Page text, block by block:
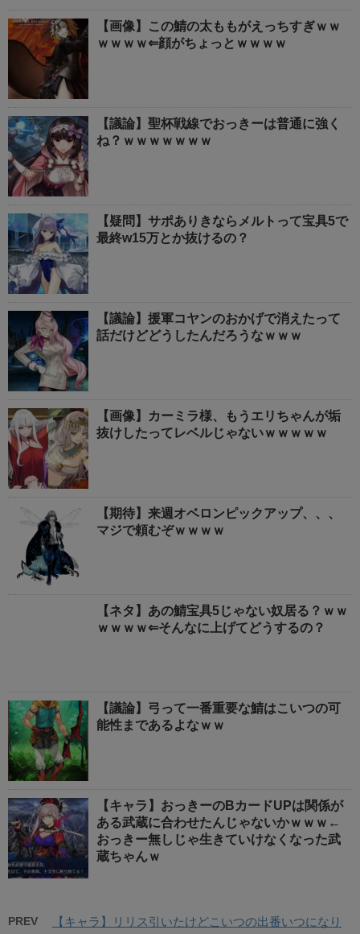
【画像】この鯖の太ももがえっちすぎｗｗ
ｗｗｗｗ⇐顔がちょっとｗｗｗｗ
【議論】聖杯戦線でおっきーは普通に強く
ね？ｗｗｗｗｗｗｗ
【疑問】サポありきならメルトって宝具5で
最終w15万とか抜けるの？
【議論】援軍コヤンのおかげで消えたって
話だけどどうしたんだろうなｗｗｗ
【画像】カーミラ様、もうエリちゃんが垢
抜けしたってレベルじゃないｗｗｗｗｗ
【期待】来週オベロンピックアップ、、、
マジで頼むぞｗｗｗｗ
【ネタ】あの鯖宝具5じゃない奴居る？ｗｗ
ｗｗｗｗ⇐そんなに上げてどうするの？
【議論】弓って一番重要な鯖はこいつの可
能性まであるよなｗｗ
【キャラ】おっきーのBカードUPは関係が
ある武蔵に合わせたんじゃないかｗｗｗ←
おっきー無しじゃ生きていけなくなった武
蔵ちゃんｗ
PREV
【キャラ】リリス引いたけどこいつの出番いつになり